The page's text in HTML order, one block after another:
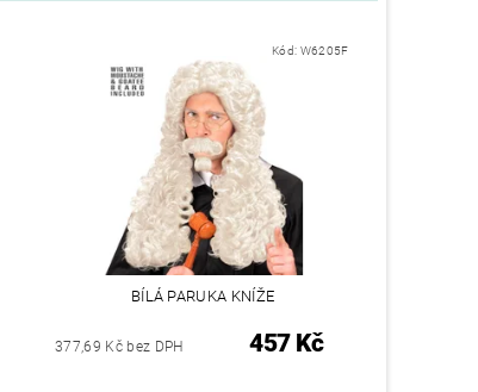
Kód: W6205F
BÍLÁ PARUKA KNÍŽE
377,69 Kč bez DPH 457 Kč